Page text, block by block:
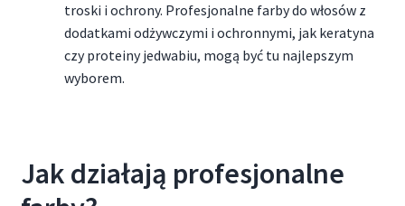
troski i ochrony. Profesjonalne farby do włosów z
dodatkami odżywczymi i ochronnymi, jak keratyna
czy proteiny jedwabiu, mogą być tu najlepszym
wyborem.
Jak działają profesjonalne